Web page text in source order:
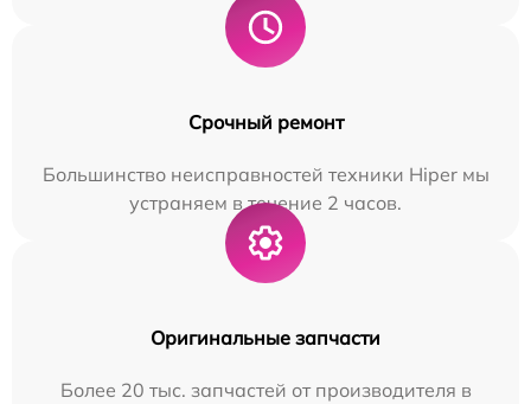
Срочный ремонт
Большинство неисправностей техники Hiper мы
устраняем в течение 2 часов.
Оригинальные запчасти
Более 20 тыс. запчастей от производителя в